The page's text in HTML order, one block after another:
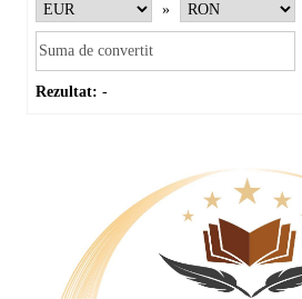
»
Rezultat: -